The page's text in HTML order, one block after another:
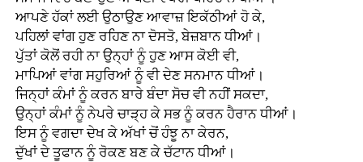
ਆਪਣੇ ਹੱਕਾਂ ਲਈ ਉਠਾਉਣ ਆਵਾਜ਼ ਇਕੱਠੀਆਂ ਹੋ ਕੇ,
ਪਹਿਲਾਂ ਵਾਂਗ ਹੁਣ ਰਹਿਣ ਨਾ ਦੋਸਤੋ, ਬੇਜ਼ਬਾਨ ਧੀਆਂ।
ਪੁੱਤਾਂ ਕੋਲੋਂ ਰਹੀ ਨਾ ਉਨ੍ਹਾਂ ਨੂੰ ਹੁਣ ਆਸ ਕੋਈ ਵੀ,
ਮਾਪਿਆਂ ਵਾਂਗ ਸਹੁਰਿਆਂ ਨੂੰ ਵੀ ਦੇਣ ਸਨਮਾਨ ਧੀਆਂ।
ਜਿਨ੍ਹਾਂ ਕੰਮਾਂ ਨੂੰ ਕਰਨ ਬਾਰੇ ਬੰਦਾ ਸੋਚ ਵੀ ਨਹੀਂ ਸਕਦਾ,
ਉਨ੍ਹਾਂ ਕੰਮਾਂ ਨੂੰ ਨੇਪਰੇ ਚਾੜ੍ਹ ਕੇ ਸਭ ਨੂੰ ਕਰਨ ਹੈਰਾਨ ਧੀਆਂ।
ਇਸ ਨੂੰ ਵਗਦਾ ਦੇਖ ਕੇ ਅੱਖਾਂ ਚੋਂ ਹੰਝੂ ਨਾ ਕੇਰਨ,
ਦੁੱਖਾਂ ਦੇ ਤੂਫਾਨ ਨੂੰ ਰੋਕਣ ਬਣ ਕੇ ਚੱਟਾਨ ਧੀਆਂ।